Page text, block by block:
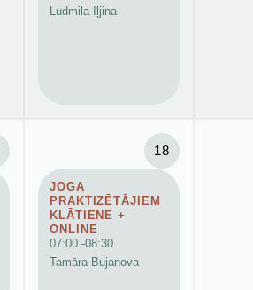
Ludmila Iļjina
18
JOGA
PRAKTIZĒTĀJIEM
KLĀTIENE +
ONLINE
07:00 -08:30
Tamāra Bujanova